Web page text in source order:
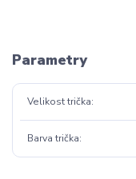
Parametry
Velikost trička
Barva trička